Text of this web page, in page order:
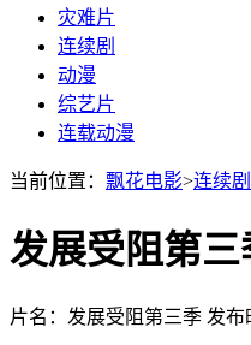
灾难片
连续剧
动漫
综艺片
连载动漫
当前位置： 飘花电影>连续剧
发展受阻第三
片名：发展受阻第三季 发布